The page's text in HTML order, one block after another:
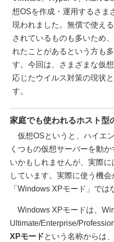
想OSを作成・運用するさま
現われました。無償で使え
されているものも多いため
れたことがあるという方も
す。今回は、さまざまな仮
応じたウイルス対策の現状
す。
家庭でも使われるホスト型
仮想OSというと、ハイエ
くつもの仮想サーバーを動
いかもしれませんが、実際
しています。実際に使う機
「Windows XPモード」では
Windows XPモードは、
Ultimate/Enterprise/
XPモードという名称からは